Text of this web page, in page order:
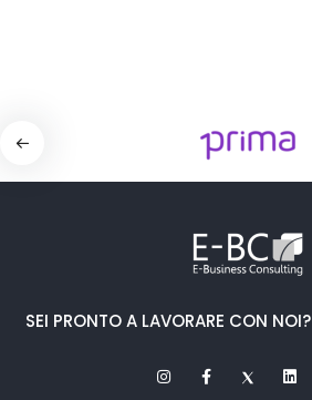
SEI PRONTO A LAVORARE CON NOI?